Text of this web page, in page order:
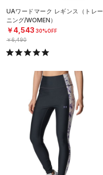
UAワードマーク レギンス（トレー
ニング/WOMEN）
￥4,543 30%OFF
￥6,490